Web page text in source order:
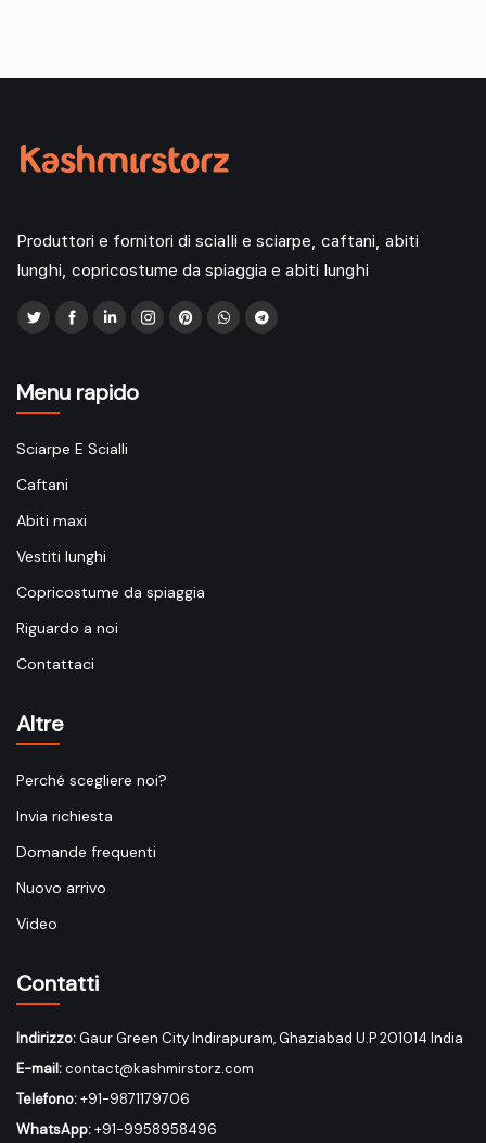
Produttori e fornitori di scialli e sciarpe, caftani, abiti
lunghi, copricostume da spiaggia e abiti lunghi
Menu rapido
Sciarpe E Scialli
Caftani
Abiti maxi
Vestiti lunghi
Copricostume da spiaggia
Riguardo a noi
Contattaci
Altre
Perché scegliere noi?
Invia richiesta
Domande frequenti
Nuovo arrivo
Video
Contatti
Indirizzo:Gaur Green City Indirapuram, Ghaziabad U.P 201014 India
E-mail:contact@kashmirstorz.com
Telefono:+91-9871179706
WhatsApp:+91-9958958496